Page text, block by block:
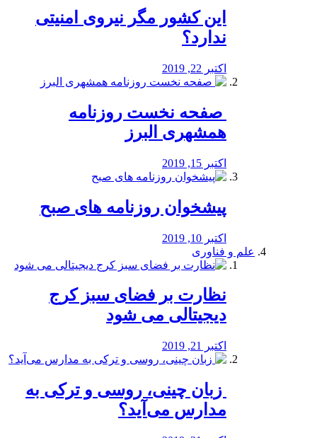
این کشور مگر نیروی امنیتی
ندارد؟
اکتبر 22, 2019
️ صفحه نخست روزنامه‌
همشهری البرز
اکتبر 15, 2019
پیشخوان روزنامه های صبح
اکتبر 10, 2019
علم و فناوری
نظارت بر فضای سبز کرج
دیجیتالی می شود
اکتبر 21, 2019
️ زبان چینی، روسی و ترکی به
مدارس می‌آید؟